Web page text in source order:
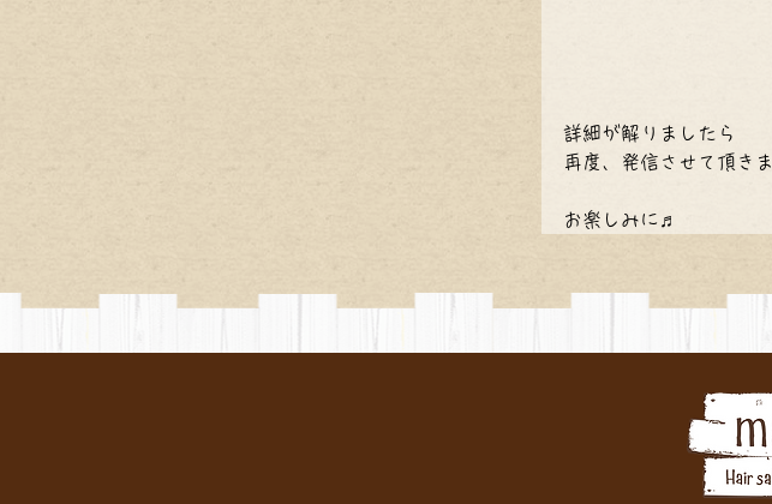
詳細が解りましたら
再度、発信させて頂き
お楽しみに♬